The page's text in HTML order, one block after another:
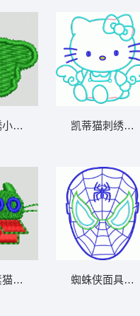
绿色刺绣小熊图案 狗头 帽绣
绿色像素猫戴蓝色眼镜 猫 帽绣
凯蒂猫刺绣图
蜘蛛侠面具刺